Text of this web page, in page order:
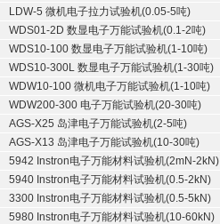
LDW-5 微机电子拉力试验机(0.05-5吨)
WDS01-2D 数显电子万能试验机(0.1-2吨)
WDS10-100 数显电子万能试验机(1-10吨)
WDS10-300L 数显电子万能试验机(1-30吨)
WDW10-100 微机电子万能试验机(1-10吨)
WDW200-300 电子万能试验机(20-30吨)
AGS-X25 岛津电子万能试验机(2-5吨)
AGS-X13 岛津电子万能试验机(10-30吨)
5942 Instron电子万能材料试验机(2mN-2kN)
5940 Instron电子万能材料试验机(0.5-2kN)
3300 Instron电子万能材料试验机(0.5-5kN)
5980 Instron电子万能材料试验机(10-60kN)